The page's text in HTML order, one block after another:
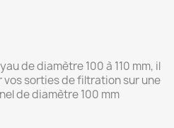
de diamètre 100 à 110 mm, il
sorties de filtration sur une
de diamètre 100 mm